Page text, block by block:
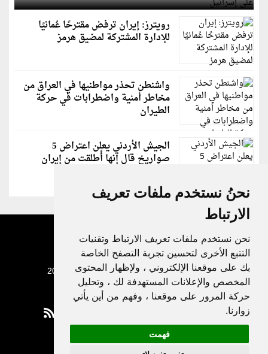
نحنُ نستخدم ملفات تعريف
الارتباط
نحن نستخدم ملفات تعريف الارتباط وتقنيات
التتبع الأخرى لتحسين تجربة التصفح الخاصة
بك على موقعنا الإلكتروني ، ولإظهار المحتوى
المخصص والإعلانات المستهدفة لك ، وتحليل
حركة المرور على موقعنا ، وفهم من أين يأتي
زوارنا.
فهمت
رويترز: إيران ترفض مقترحًا عُمانيًا
للإدارة المشتركة لمضيق هرمز
واشنطن تحذر مواطنيها في العراق من
مخاطر أمنية واضطرابات في حركة
الطيران
الجيش الأردني يعلن اعتراض 5
صواريخ قال إنها أُطلقت من إيران
جميع الحقوق محفوظة لدنيا الوطن © 2003 - 2022
Privacy Policy